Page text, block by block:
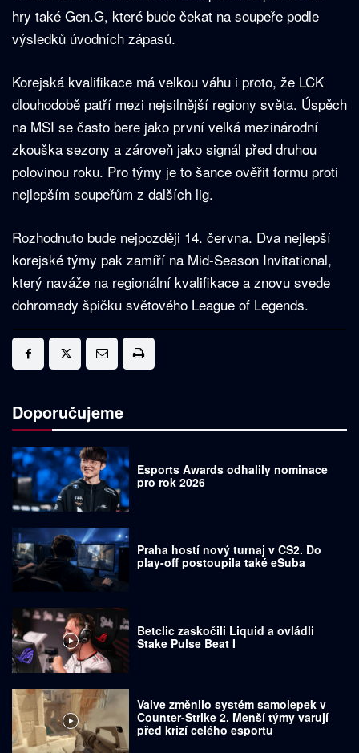
hry také Gen.G, které bude čekat na soupeře podle
výsledků úvodních zápasů.
Korejská kvalifikace má velkou váhu i proto, že LCK
dlouhodobě patří mezi nejsilnější regiony světa. Úspěch
na MSI se často bere jako první velká mezinárodní
zkouška sezony a zároveň jako signál před druhou
polovinou roku. Pro týmy je to šance ověřit formu proti
nejlepším soupeřům z dalších lig.
Rozhodnuto bude nejpozději 14. června. Dva nejlepší
korejské týmy pak zamíří na Mid-Season Invitational,
který naváže na regionální kvalifikace a znovu svede
dohromady špičku světového League of Legends.
Doporučujeme
Esports Awards odhalily nominace
pro rok 2026
Praha hostí nový turnaj v CS2. Do
play-off postoupila také eSuba
Betclic zaskočili Liquid a ovládli
Stake Pulse Beat I
Valve změnilo systém samolepek v
Counter-Strike 2. Menší týmy varují
před krizí celého esportu